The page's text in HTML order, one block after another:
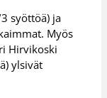
syöttöä) ja
Myös
Hirvikoski
ylsivät